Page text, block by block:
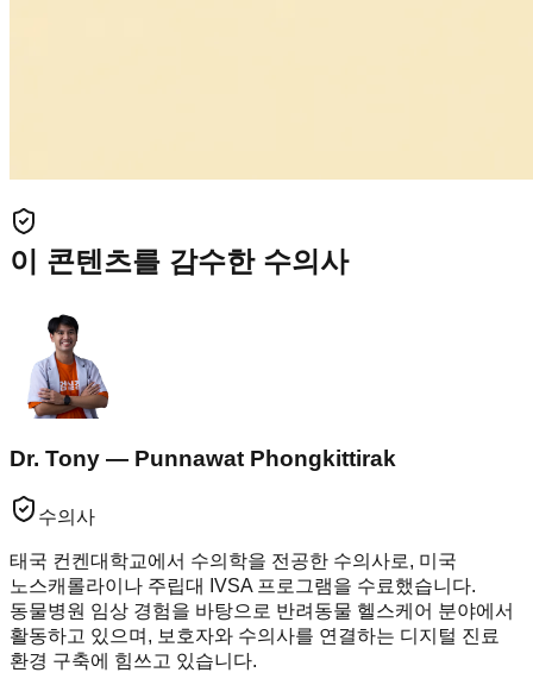
이 콘텐츠를 감수한 수의사
Dr. Tony — Punnawat Phongkittirak
수의사
태국 컨켄대학교에서 수의학을 전공한 수의사로, 미국
노스캐롤라이나 주립대 IVSA 프로그램을 수료했습니다.
동물병원 임상 경험을 바탕으로 반려동물 헬스케어 분야에서
활동하고 있으며, 보호자와 수의사를 연결하는 디지털 진료
환경 구축에 힘쓰고 있습니다.